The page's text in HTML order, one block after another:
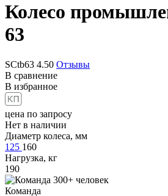
Колесо
63
SCtb63 4.50 Отзывы
В сравнение
В избранное
цена по запросу
Нет в наличии
Диаметр колеса, мм
125 160
Нагрузка, кг
190
Команда